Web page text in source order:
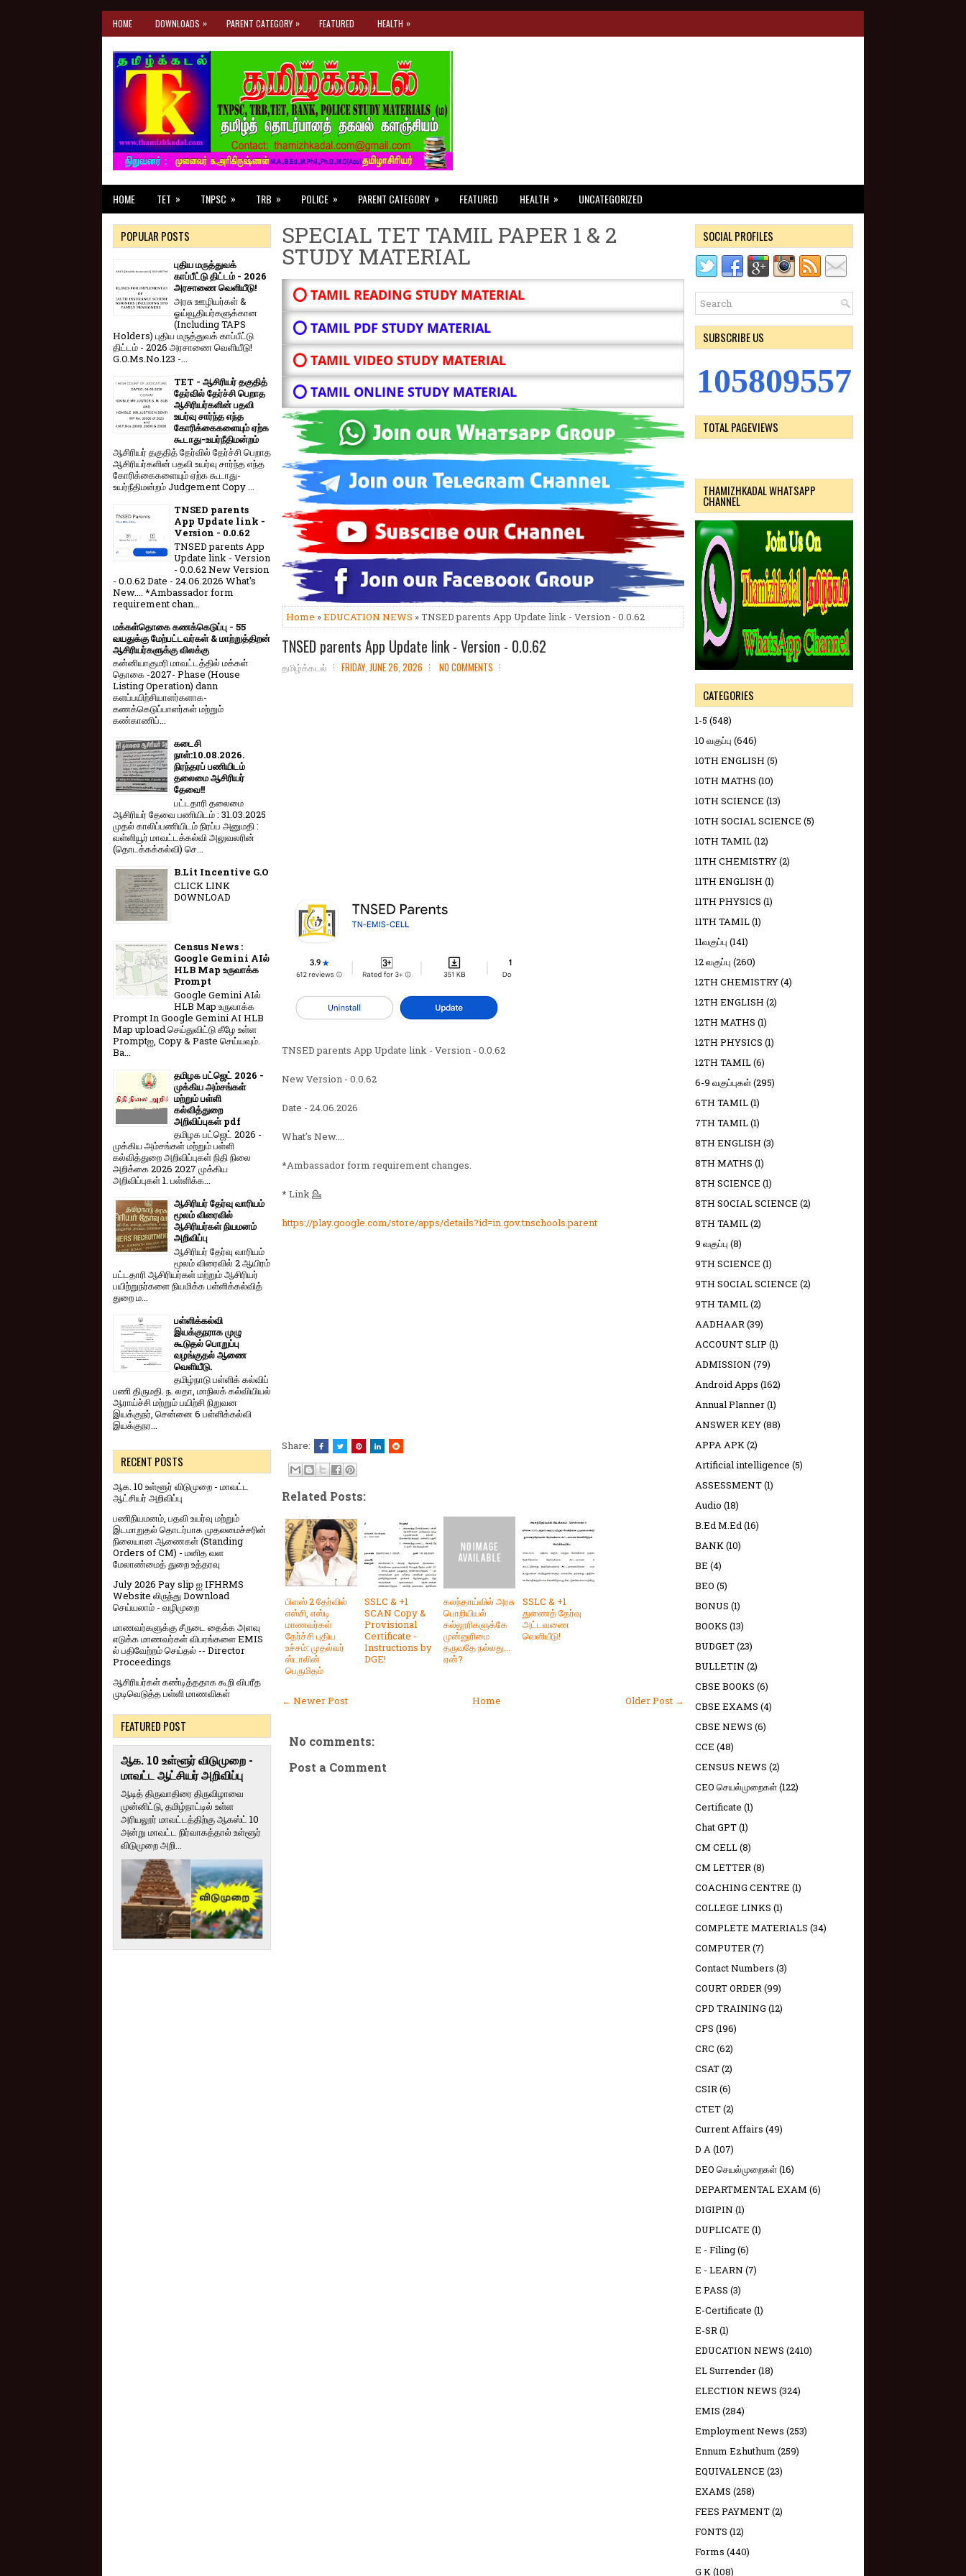
HOME DOWNLOADS » PARENT CATEGORY » FEATURED HEALTH »
HOME TET » TNPSC » TRB » POLICE » PARENT CATEGORY » FEATURED HEALTH » UNCATEGORIZED
SPECIAL TET TAMIL PAPER 1 & 2
STUDY MATERIAL
⭕ TAMIL READING STUDY MATERIAL
⭕ TAMIL PDF STUDY MATERIAL
⭕ TAMIL VIDEO STUDY MATERIAL
⭕ TAMIL ONLINE STUDY MATERIAL
Home »EDUCATION NEWS » TNSED parents App Update link - Version - 0.0.62
TNSED parents App Update link - Version - 0.0.62
தமிழ்க்கடல் FRIDAY, JUNE 26, 2026 NO COMMENTS
TNSED parents App Update link - Version - 0.0.62
New Version - 0.0.62
Date - 24.06.2026
What's New....
*Ambassador form requirement changes.
* Link 💁
https://play.google.com/store/apps/details?id=in.gov.tnschools.parent
Share:
Related Posts:
பிளஸ் 2 தேர்வில்
எஸ்சி, எஸ்டி
மாணவர்கள்
தேர்ச்சி புதிய
உச்சம்: முதல்வர்
ஸ்டாலின்
பெருமிதம்
SSLC & +1
SCAN Copy &
Provisional
Certificate -
Instructions by
DGE!
கலந்தாய்வில் அரசு
பொறியியல்
கல்லூரிகளுக்கே
முன்னுரிமை
தருவதே நல்லது...
ஏன்?
SSLC & +1
துணைத் தேர்வு
அட்டவணை
வெளியீடு!
← Newer Post Older Post →
Home
No comments:
Post a Comment
POPULAR POSTS
புதிய மருத்துவக்
காப்பீட்டு திட்டம் - 2026
அரசாணை வெளியீடு!
அரசு ஊழியர்கள் &
ஓய்வூதியர்களுக்கான
(Including TAPS
Holders) புதிய மருத்துவக் காப்பீட்டு
திட்டம் - 2026 அரசாணை வெளியீடு!
G.O.Ms.No.123 -...
TET - ஆசிரியர் தகுதித்
தேர்வில் தேர்ச்சி பெறாத
ஆசிரியர்களின் பதவி
உயர்வு சார்ந்த எந்த
கோரிக்கைகளையும் ஏற்க
கூடாது-உயர்நீதிமன்றம்
ஆசிரியர் தகுதித் தேர்வில் தேர்ச்சி பெறாத
ஆசிரியர்களின் பதவி உயர்வு சார்ந்த எந்த
கோரிக்கைகளையும் ஏற்க கூடாது-
உயர்நீதிமன்றம் Judgement Copy ...
TNSED parents
App Update link -
Version - 0.0.62
TNSED parents App
Update link - Version
- 0.0.62 New Version
- 0.0.62 Date - 24.06.2026 What's
New.... *Ambassador form
requirement chan...
மக்கள்தொகை கணக்கெடுப்பு - 55
வயதுக்கு மேற்பட்டவர்கள் & மாற்றுத்திறன்
ஆசிரியர்களுக்கு விலக்கு
கன்னியாகுமரி மாவட்டத்தில் மக்கள்
தொகை -2027- Phase (House
Listing Operation) dann
களப்பயிற்சியாளர்களாக-
கணக்கெடுப்பாளர்கள் மற்றும்
கண்காணிப்...
கடைசி
நாள்:10.08.2026.
நிரந்தரப் பணியிடம்
தலைமை ஆசிரியர்
தேவை!!
பட்டதாரி தலைமை
ஆசிரியர் தேவை பணியிடம் : 31.03.2025
முதல் காலிப்பணியிடம் நிரப்ப அனுமதி :
வள்ளியூர் மாவட்டக்கல்வி அலுவலரின்
(தொடக்கக்கல்வி) செ...
B.Lit Incentive G.O
CLICK LINK
DOWNLOAD
Census News :
Google Gemini AIல்
HLB Map உருவாக்க
Prompt
Google Gemini AIல்
HLB Map உருவாக்க
Prompt In Google Gemini AI HLB
Map upload செய்துவிட்டு கீழே உள்ள
Promptஐ, Copy & Paste செய்யவும்.
Ba...
தமிழக பட்ஜெட் 2026 -
முக்கிய அம்சங்கள்
மற்றும் பள்ளி
கல்வித்துறை
அறிவிப்புகள் pdf
தமிழக பட்ஜெட் 2026 -
முக்கிய அம்சங்கள் மற்றும் பள்ளி
கல்வித்துறை அறிவிப்புகள் நிதி நிலை
அறிக்கை 2026 2027 முக்கிய
அறிவிப்புகள் 1. பள்ளிக்க...
ஆசிரியர் தேர்வு வாரியம்
மூலம் விரைவில்
ஆசிரியர்கள் நியமனம்
அறிவிப்பு
ஆசிரியர் தேர்வு வாரி​யம்
மூலம் விரை​வில் 2 ஆயிரம்
பட்​ட​தாரி ஆசிரியர்​கள் மற்​றும் ஆசிரியர்
பயிற்றுநர்​களை நியமிக்க பள்​ளிக்​கல்​வித்​
துறை ம...
பள்ளிக்கல்வி
இயக்குநராக முழு
கூடுதல் பொறுப்பு
வழங்குதல் ஆணை
வெளியீடு.
தமிழ்நாடு பள்ளிக் கல்விப்
பணி திருமதி. ந. லதா, மாநிலக் கல்வியியல்
ஆராய்ச்சி மற்றும் பயிற்சி நிறுவன
இயக்குநர், சென்னை 6 பள்ளிக்கல்வி
இயக்குநர...
RECENT POSTS
ஆக. 10 உள்ளூர் விடுமுறை - மாவட்ட
ஆட்சியர் அறிவிப்பு
பணிநியமனம், பதவி உயர்வு மற்றும்
இடமாறுதல் தொடர்பாக முதலமைச்சரின்
நிலையான ஆணைகள் (Standing
Orders of CM) - மனித வள
மேலாண்மைத் துறை உத்தரவு
July 2026 Pay slip ஐ IFHRMS
Website லிருந்து Download
செய்யலாம் - வழிமுறை
மாணவர்களுக்கு சீருடை தைக்க அளவு
எடுக்க மாணவர்கள் விபரங்களை EMIS
ல் பதிவேற்றம் செய்தல் -- Director
Proceedings
ஆசிரியர்கள் கண்டித்ததாக கூறி விபரீத
முடிவெடுத்த பள்ளி மாணவிகள்
FEATURED POST
ஆக. 10 உள்ளூர் விடுமுறை -
மாவட்ட ஆட்சியர் அறிவிப்பு
ஆடித் திருவாதிரை திருவிழாவை
முன்னிட்டு, தமிழ்நாட்டில் உள்ள
அரியலூர் மாவட்டத்திற்கு ஆகஸ்ட் 10
அன்று மாவட்ட நிர்வாகத்தால் உள்ளூர்
விடுமுறை அறி...
SOCIAL PROFILES
SUBSCRIBE US
105809557
TOTAL PAGEVIEWS
THAMIZHKADAL WHATSAPP
CHANNEL
CATEGORIES
1-5 (548)
10 வகுப்பு (646)
10TH ENGLISH (5)
10TH MATHS (10)
10TH SCIENCE (13)
10TH SOCIAL SCIENCE (5)
10TH TAMIL(12)
11TH CHEMISTRY(2)
11TH ENGLISH (1)
11TH PHYSICS (1)
11TH TAMIL(1)
11வகுப்பு (141)
12 வகுப்பு (260)
12TH CHEMISTRY(4)
12TH ENGLISH (2)
12TH MATHS (1)
12TH PHYSICS (1)
12TH TAMIL(6)
6-9 வகுப்புகள்(295)
6TH TAMIL(1)
7TH TAMIL(1)
8TH ENGLISH (3)
8TH MATHS (1)
8TH SCIENCE (1)
8TH SOCIAL SCIENCE (2)
8TH TAMIL(2)
9 வகுப்பு (8)
9TH SCIENCE (1)
9TH SOCIAL SCIENCE (2)
9TH TAMIL(2)
AADHAAR(39)
ACCOUNT SLIP (1)
ADMISSION (79)
Android Apps (162)
Annual Planner(1)
ANSWER KEY(88)
APPA APK(2)
Artificial intelligence (5)
ASSESSMENT(1)
Audio (18)
B.Ed M.Ed(16)
BANK(10)
BE (4)
BEO (5)
BONUS (1)
BOOKS (13)
BUDGET(23)
BULLETIN (2)
CBSE BOOKS (6)
CBSE EXAMS (4)
CBSE NEWS (6)
CCE (48)
CENSUS NEWS (2)
CEO செயல்முறைகள்(122)
Certificate (1)
Chat GPT(1)
CM CELL(8)
CM LETTER(8)
COACHING CENTRE (1)
COLLEGE LINKS (1)
COMPLETE MATERIALS (34)
COMPUTER(7)
Contact Numbers (3)
COURT ORDER(99)
CPD TRAINING (12)
CPS (196)
CRC (62)
CSAT(2)
CSIR(6)
CTET(2)
Current Affairs (49)
D A(107)
DEO செயல்முறைகள்(16)
DEPARTMENTAL EXAM (6)
DIGIPIN (1)
DUPLICATE (1)
E - Filing(6)
E - LEARN (7)
E PASS (3)
E-Certificate (1)
E-SR(1)
EDUCATION NEWS (2410)
EL Surrender(18)
ELECTION NEWS (324)
EMIS (284)
Employment News (253)
Ennum Ezhuthum (259)
EQUIVALENCE (23)
EXAMS (258)
FEES PAYMENT(2)
FONTS (12)
Forms (440)
G K(108)